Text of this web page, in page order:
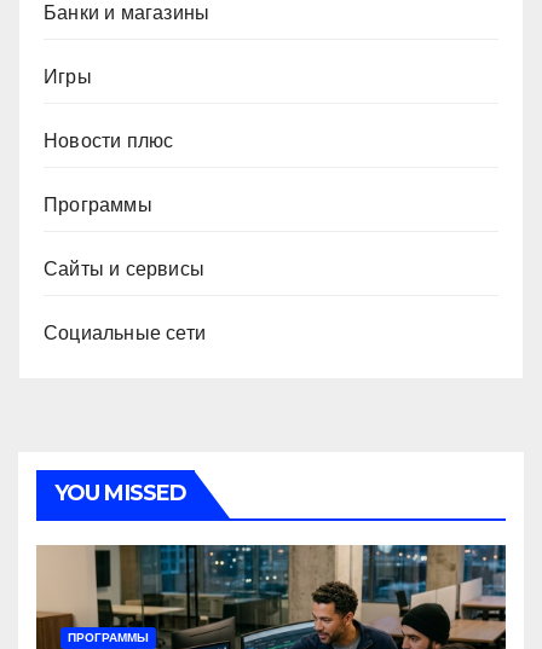
Банки и магазины
Игры
Новости плюс
Программы
Сайты и сервисы
Социальные сети
YOU MISSED
ПРОГРАММЫ